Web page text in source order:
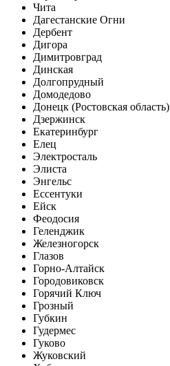
Чита
Дагестанские Огни
Дербент
Дигора
Димитровград
Динская
Долгопрудный
Домодедово
Донецк (Ростовская область)
Дзержинск
Екатеринбург
Елец
Электросталь
Элиста
Энгельс
Ессентуки
Ейск
Феодосия
Геленджик
Железногорск
Глазов
Горно-Алтайск
Городовиковск
Горячий Ключ
Грозный
Губкин
Гудермес
Гуково
Жуковский